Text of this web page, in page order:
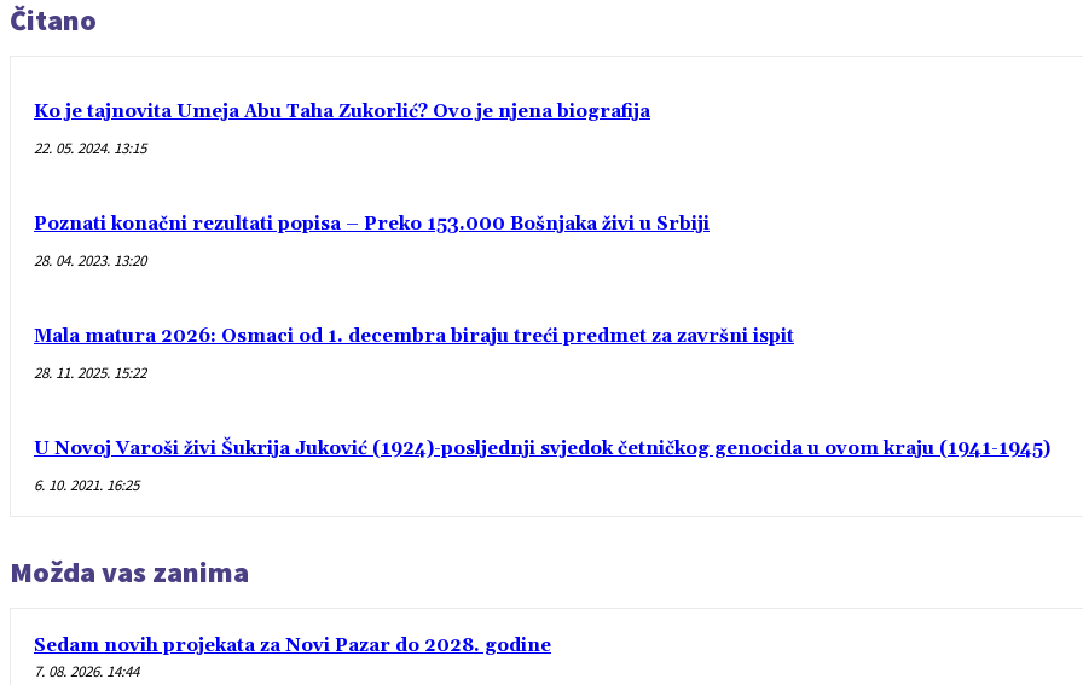
Čitano
Ko je tajnovita Umeja Abu Taha Zukorlić? Ovo je njena biografija
22. 05. 2024. 13:15
Poznati konačni rezultati popisa – Preko 153.000 Bošnjaka živi u Srbiji
28. 04. 2023. 13:20
Mala matura 2026: Osmaci od 1. decembra biraju treći predmet za završni ispit
28. 11. 2025. 15:22
U Novoj Varoši živi Šukrija Juković (1924)-posljednji svjedok četničkog genocida u ovom kraju (1941-1945)
6. 10. 2021. 16:25
Možda vas zanima
Sedam novih projekata za Novi Pazar do 2028. godine
7. 08. 2026. 14:44